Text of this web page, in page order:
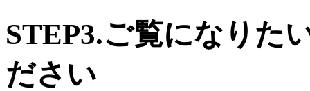
STEP3.ご覧になりた
ださい